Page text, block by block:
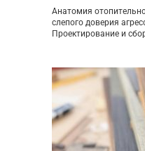
Анатомия
слепого доверия
Проектирование и